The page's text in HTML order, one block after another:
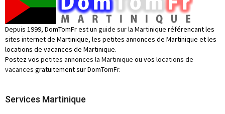
Depuis 1999, DomTomFr est un guide sur la Martinique référencant les
sites internet de Martinique, les petites annonces de Martinique et les
locations de vacances de Martinique.
Postez vos petites annonces la Martinique ou vos locations de
vacances gratuitement sur DomTomFr.
Services Martinique